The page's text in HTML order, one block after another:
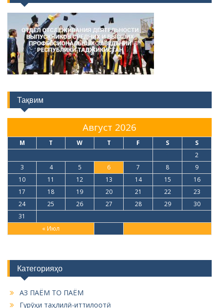
Тақвим
Август 2026
M T W T F S S
« Июл
2
3
4 5 6 7 8
9
10
11 12 13 14 15
16
17
18 19 20 21 22
23
24
25 26 27 28 29
30
31
Категорияҳо
АЗ ПАЁМ ТО ПАЁМ
Гурӯҳи таҳлилӣ-иттилоотӣ